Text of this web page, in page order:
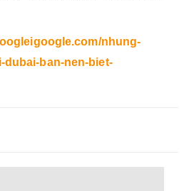
nhung-
ban-nen-biet-